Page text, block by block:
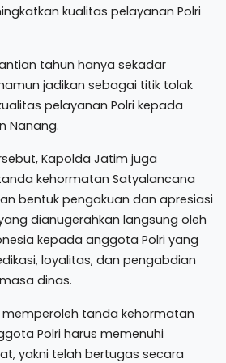
kualitas pelayanan Polri
tahun hanya sekadar
jadikan sebagai titik tolak
pelayanan Polri kepada
Nanang.
Kapolda Jatim juga
kehormatan Satyalancana
bentuk pengakuan dan apresiasi
dianugerahkan langsung oleh
kepada anggota Polri yang
loyalitas, dan pengabdian
dinas.
memperoleh tanda kehormatan
Polri harus memenuhi
yakni telah bertugas secara